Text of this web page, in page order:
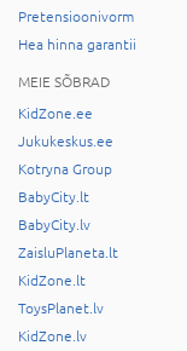
Pretensioonivorm
Hea hinna garantii
MEIE SÕBRAD
KidZone.ee
Jukukeskus.ee
Kotryna Group
BabyCity.lt
BabyCity.lv
ZaisluPlaneta.lt
KidZone.lt
ToysPlanet.lv
KidZone.lv